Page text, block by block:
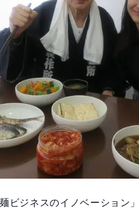
ビジネスのイノベーション」